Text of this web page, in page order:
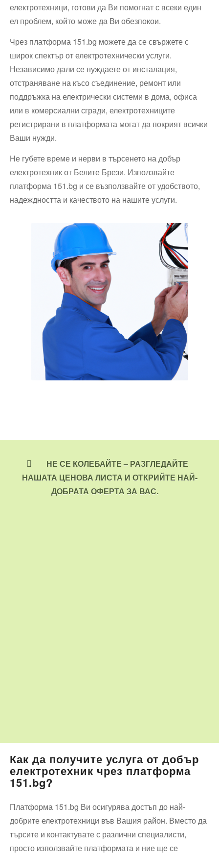
електротехници, готови да Ви помогнат с всеки един
ел проблем, който може да Ви обезпокои.
Чрез платформа 151.bg можете да се свържете с
широк спектър от електротехнически услуги.
Независимо дали се нуждаете от инсталация,
отстраняване на късо съединение, ремонт или
поддръжка на електрически системи в дома, офиса
или в комерсиални сгради, електротехниците
регистрирани в платформата могат да покрият всички
Ваши нужди.
Не губете време и нерви в търсенето на добър
електротехник от Белите Брези. Използвайте
платформа 151.bg и се възползвайте от удобството,
надеждността и качеството на нашите услуги.
НЕ СЕ КОЛЕБАЙТЕ – РАЗГЛЕДАЙТЕ
НАШАТА ЦЕНОВА ЛИСТА И ОТКРИЙТЕ НАЙ-
ДОБРАТА ОФЕРТА ЗА ВАС.
Как да получите услуга от добър
електротехник чрез платформа
151.bg?
Платформа 151.bg Ви осигурява достъп до най-
добрите електротехници във Вашия район. Вместо да
търсите и контактувате с различни специалисти,
просто използвайте платформата и ние ще се